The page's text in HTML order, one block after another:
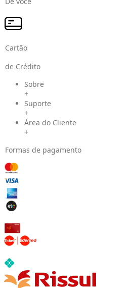
Cartão
de Crédito
Sobre
+
Suporte
+
Área do Cliente
+
Formas de pagamento